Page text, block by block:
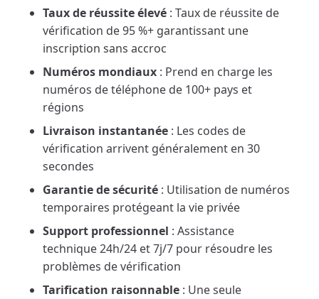
Taux de réussite élevé : Taux de réussite de
vérification de 95 %+ garantissant une
inscription sans accroc
Numéros mondiaux : Prend en charge les
numéros de téléphone de 100+ pays et
régions
Livraison instantanée : Les codes de
vérification arrivent généralement en 30
secondes
Garantie de sécurité : Utilisation de numéros
temporaires protégeant la vie privée
Support professionnel : Assistance
technique 24h/24 et 7j/7 pour résoudre les
problèmes de vérification
Tarification raisonnable : Une seule